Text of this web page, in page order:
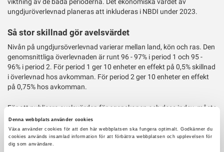
Denna webbplats använder cookies
Växa använder cookies för att den här webbplatsen ska fungera optimalt. Godkänner du
cookies används insamlad information för att förbättra webbplatsen och upplevelsen för
dig som användare.
viktning av de båda perioderna. Det ekonomiska värdet av
ungdjuröverlevnad planeras att inkluderas i NBDI under 2023.
Så stor skillnad gör avelsvärdet
Nivån på ungdjursöverlevnad varierar mellan land, kön och ras. Den
genomsnittliga överlevnaden är runt 96 - 97% i period 1 och 95 -
96% i period 2. För period 1 ger 10 enheter en effekt på 0,5% skillnad
i överlevnad hos avkomman. För period 2 ger 10 enheter en effekt
på 0,75% hos avkomman.
För att publicera avelsvärden för egenskapen och dess index, måste
säkerheten för period 2 vara minst 50%, baserat på minst 500
avkommor, eller så måste tjuren ha ett officiellt avelsvärde för
kalvnings- och tillväxtegenskaper.